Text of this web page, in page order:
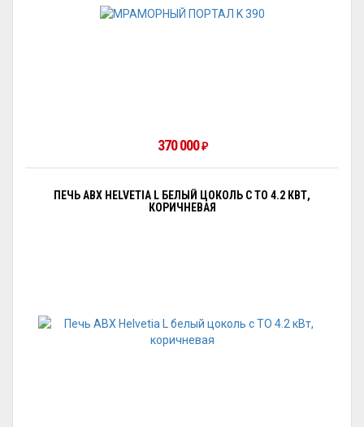
370 000₽
ПЕЧЬ ABX HELVETIA L БЕЛЫЙ ЦОКОЛЬ С ТО 4.2 КВТ,
КОРИЧНЕВАЯ